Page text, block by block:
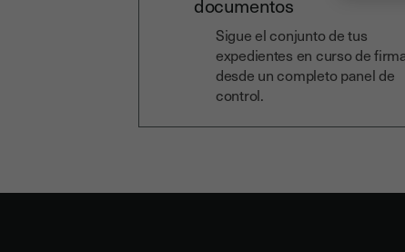
documentos
Sigue el conjunto de tus
expedientes en curso de
desde un completo panel de
control.